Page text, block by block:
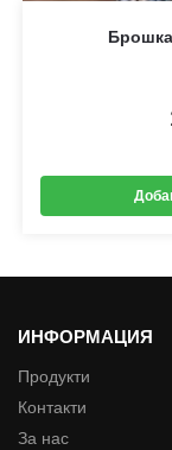
ИНФОРМАЦИЯ
Продукти
Контакти
За нас